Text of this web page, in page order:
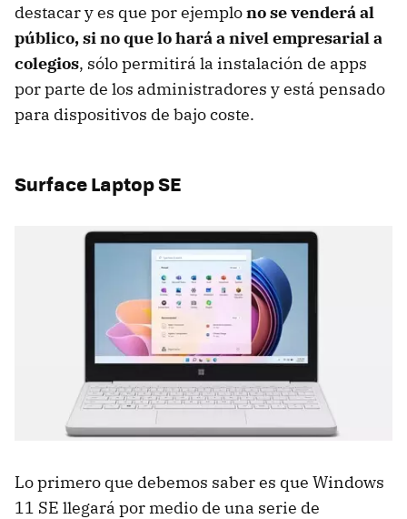
destacar y es que por ejemplono se venderá al
público, si no que lo hará a nivel empresarial a
colegios, sólo permitirá la instalación de apps
por parte de los administradores y está pensado
para dispositivos de bajo coste.
Surface Laptop SE
Lo primero que debemos saber es que Windows
11 SE llegará por medio de una serie de